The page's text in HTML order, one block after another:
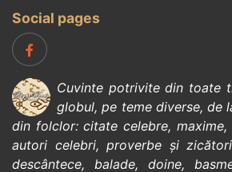
Social pages
Cuvinte potrivite din toate
globul, pe teme diverse, de
din folclor:citate celebre, maxime,
autori celebri,proverbe și zicători
descântece, balade, doine,